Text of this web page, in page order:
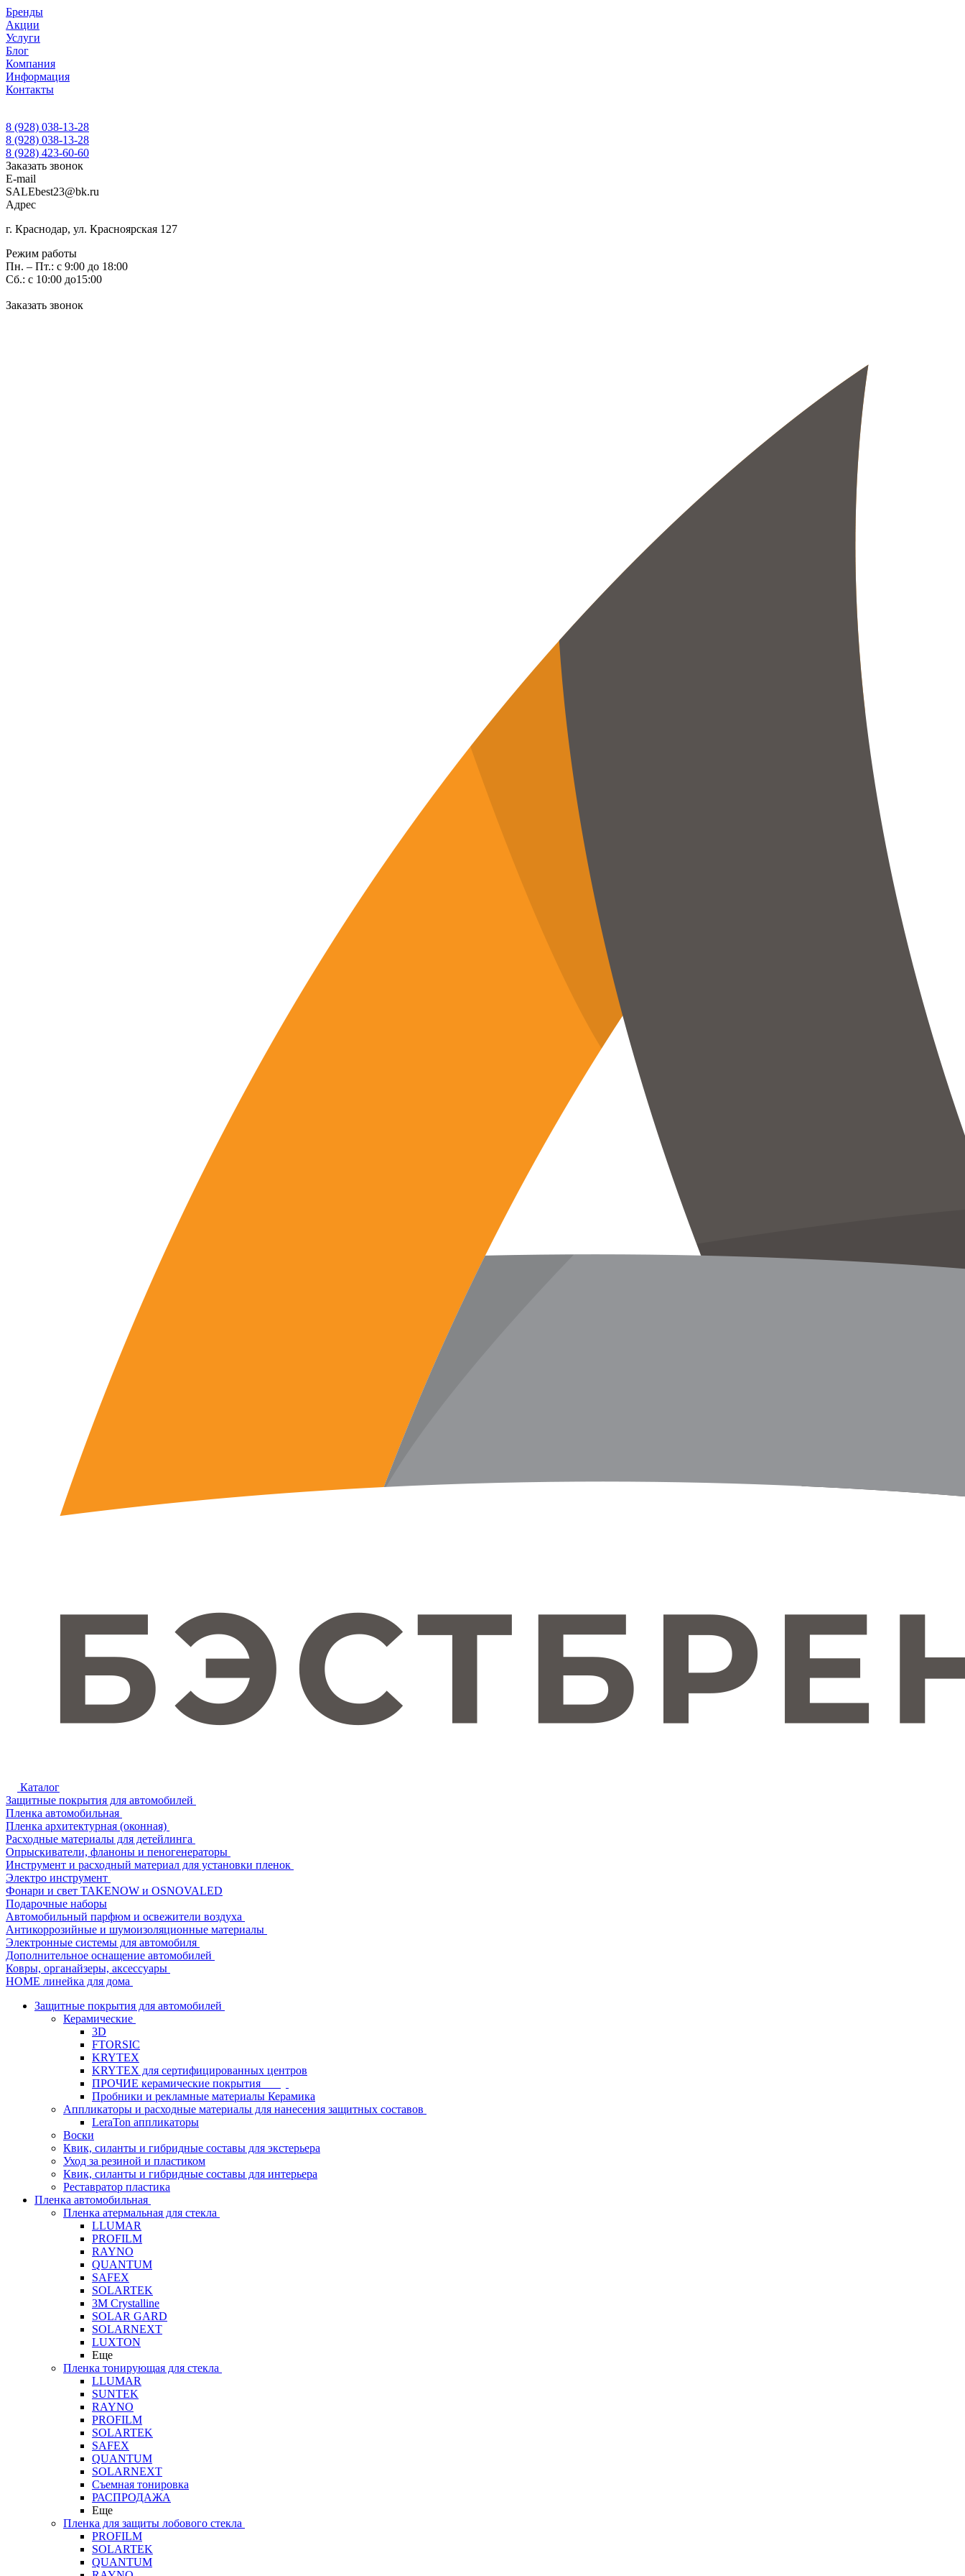
Бренды
Акции
Услуги
Блог
Компания
Информация
Контакты
8 (928) 038-13-28
8 (928) 038-13-28
8 (928) 423-60-60
Заказать звонок
E-mail
SALEbest23@bk.ru
Адрес
г. Краснодар, ул. Красноярская 127
Режим работы
Пн. – Пт.: с 9:00 до 18:00
Сб.: с 10:00 до15:00
Заказать звонок
Каталог
Защитные покрытия для автомобилей
Пленка автомобильная
Пленка архитектурная (оконная)
Расходные материалы для детейлинга
Опрыскиватели, фланоны и пеногенераторы
Инструмент и расходный материал для установки пленок
Электро инструмент
Фонари и свет TAKENOW и OSNOVALED
Подарочные наборы
Автомобильный парфюм и освежители воздуха
Антикоррозийные и шумоизоляционные материалы
Электронные системы для автомобиля
Дополнительное оснащение автомобилей
Ковры, органайзеры, аксессуары
HOME линейка для дома
Защитные покрытия для автомобилей
Керамические
3D
FTORSIC
KRYTEX
KRYTEX для сертифицированных центров
ПРОЧИЕ керамические покрытия
Пробники и рекламные материалы Керамика
Аппликаторы и расходные материалы для нанесения защитных составов
LeraTon аппликаторы
Воски
Квик, силанты и гибридные составы для экстерьера
Уход за резиной и пластиком
Квик, силанты и гибридные составы для интерьера
Реставратор пластика
Пленка автомобильная
Пленка атермальная для стекла
LLUMAR
PROFILM
RAYNO
QUANTUM
SAFEX
SOLARTEK
3M Crystalline
SOLAR GARD
SOLARNEXT
LUXTON
Еще
Пленка тонирующая для стекла
LLUMAR
SUNTEK
RAYNO
PROFILM
SOLARTEK
SAFEX
QUANTUM
SOLARNEXT
Съемная тонировка
РАСПРОДАЖА
Еще
Пленка для защиты лобового стекла
PROFILM
SOLARTEK
QUANTUM